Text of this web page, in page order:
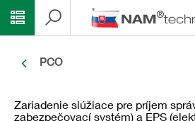
PCO
Zariadenie slúžiace pre príjem